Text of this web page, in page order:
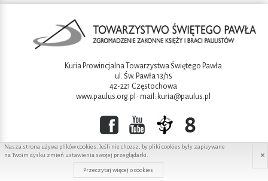
Kuria Prowincjalna Towarzystwa Świętego Pawła
ul. Św. Pawła 13/15
42-221 Częstochowa
www.paulus.org.pl • mail: kuria@paulus.pl
Copyright ©2016 Towarzystwo świętego Pawła
Projekt i wykonanie:
Nasza strona używa plików cookies. Jeśli nie chcesz, by pliki cookies były zapisywane
na Twoim dysku zmień ustawienia swojej przeglądarki.
×
Przeczytaj więcej o cookies